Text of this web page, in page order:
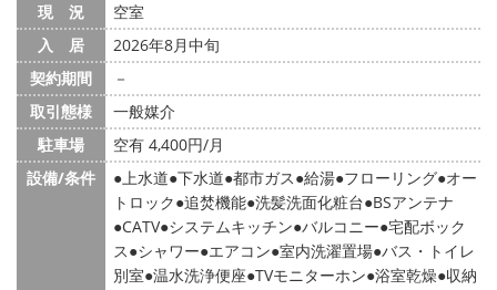
現 況
空室
入 居
2026年8月中旬
契約期間
－
取引態様
一般媒介
駐車場
空有 4,400円/月
設備/条件
上水道 下水道 都市ガス 給湯 フローリング オー
トロック 追焚機能 洗髪洗面化粧台 BSアンテナ
CATV システムキッチン バルコニー 宅配ボック
ス シャワー エアコン 室内洗濯置場 バス・トイレ
別室 温水洗浄便座 TVモニターホン 浴室乾燥 収納